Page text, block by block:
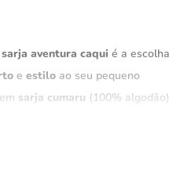
aventura caqui é a escolha
e estilo ao seu pequeno
sarja cumaru (100% algodão)